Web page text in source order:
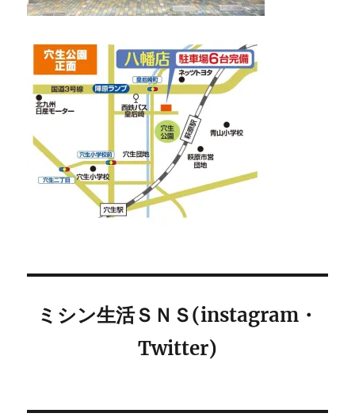
ミシン生活ＳＮＳ(instagram・
Twitter)